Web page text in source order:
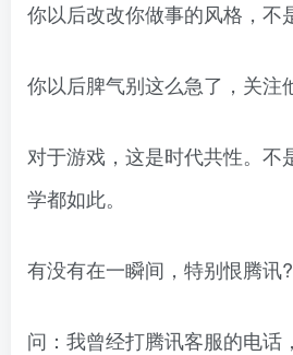
你以后改改你做事的风格，不
你以后脾气别这么急了，关注
对于游戏，这是时代共性。不
学都如此。
有没有在一瞬间，特别恨腾讯?
问：我曾经打腾讯客服的电话